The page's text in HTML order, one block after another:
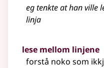
eg tenkte at han ville
linja
lese mellom linjene
forstå noko som